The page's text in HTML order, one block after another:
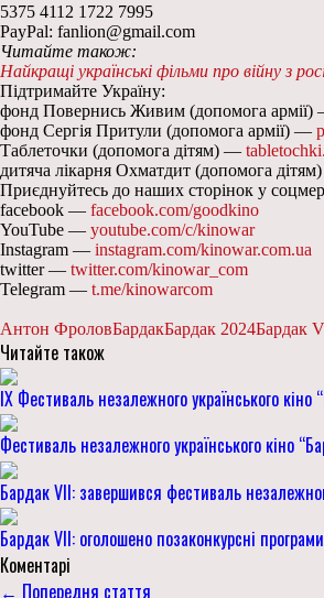
5375 4112 1722 7995
PayPal: fanlion@gmail.com
Читайте також:
Найкращі українські фільми про війну з
Підтримайте Україну:
фонд Повернись Живим (допомога армії)
фонд Сергія Притули (допомога армії) —
Таблеточки (допомога дітям) —
дитяча лікарня Охматдит (допомога
Приєднуйтесь до наших сторінок у
facebook — facebook.com/goodkino
YouTube — youtube.com/c/kinowar
Instagram — instagram.com/kinowar.com.ua
twitter — twitter.com/kinowar_com
Telegram — t.me/kinowarcom
Антон ФроловБардакБардак 2024Бардак
Читайте також
IX Фестиваль незалежного українського
Фестиваль незалежного українського кіно
Бардак VII: завершився фестиваль
Бардак VII: оголошено позаконкурсні
Коментарі
← Попередня стаття